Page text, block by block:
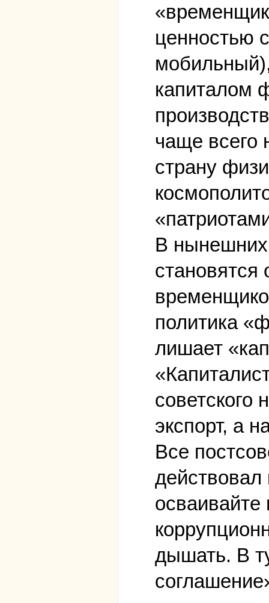
ценностью
капиталом
чаще всего
страну
В нынешних
политика
лишает
советского
экспорт, а
Все
действовал
дышать. В